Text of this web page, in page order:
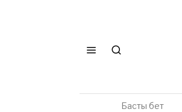
Басты бет